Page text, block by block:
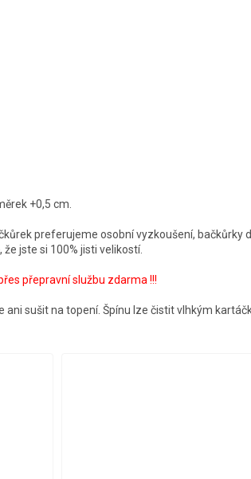
+0,5 cm.
preferujeme osobní vyzkoušení, bačkůrky
jste si 100% jisti velikostí.
přepravní službu zdarma !!!
ani sušit na topení. Špínu lze čistit vlhkým